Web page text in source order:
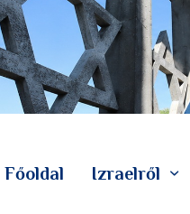
Főoldal Izraelről
KAPCSOLAT